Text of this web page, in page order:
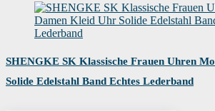
SHENGKE SK Klassische Frauen Uhren
Solide Edelstahl Band Echtes Lederband